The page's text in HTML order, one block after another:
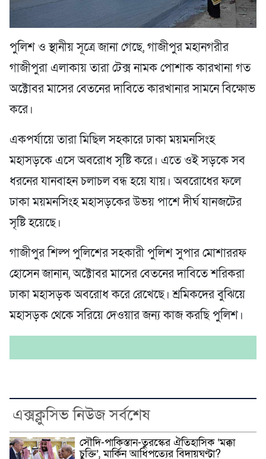
পুলিশ ও স্থানীয় সূত্রে জানা গেছে, গাজীপুর মহানগরীর
গাজীপুরা এলাকায় তারা টেক্স নামক পোশাক কারখানা গত
অক্টোবর মাসের বেতনের দাবিতে কারখানার সামনে বিক্ষোভ
করে।
একপর্যায়ে তারা মিছিল সহকারে ঢাকা ময়মনসিংহ
মহাসড়কে এসে অবরোধ সৃষ্টি করে। এতে ওই সড়কে সব
ধরনের যানবাহন চলাচল বন্ধ হয়ে যায়। অবরোধের ফলে
ঢাকা ময়মনসিংহ মহাসড়কের উভয় পাশে দীর্ঘ যানজটের
সৃষ্টি হয়েছে।
গাজীপুর শিল্প পুলিশের সহকারী পুলিশ সুপার মোশাররফ
হোসেন জানান, অক্টোবর মাসের বেতনের দাবিতে শরিকরা
ঢাকা মহাসড়ক অবরোধ করে রেখেছে। শ্রমিকদের বুঝিয়ে
মহাসড়ক থেকে সরিয়ে দেওয়ার জন্য কাজ করছি পুলিশ।
এক্সক্লুসিভ নিউজ সর্বশেষ
সৌদি-পাকিস্তান-তুরস্কের ঐতিহাসিক ‘মক্কা
চুক্তি’, মার্কিন আধিপত্যের বিদায়ঘণ্টা?